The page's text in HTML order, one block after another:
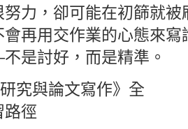
力，卻可能在初篩就
再用交作業的心態來
是討好，而是精準。